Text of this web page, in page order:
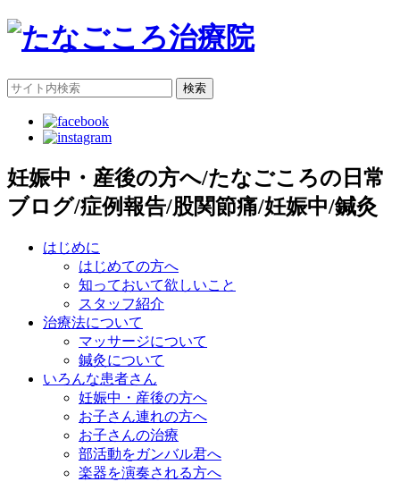
検索
妊娠中・産後の方へ/たなごころの日常
ブログ/症例報告/股関節痛/妊娠中/鍼灸
はじめに
はじめての方へ
知っておいて欲しいこと
スタッフ紹介
治療法について
マッサージについて
鍼灸について
いろんな患者さん
妊娠中・産後の方へ
お子さん連れの方へ
お子さんの治療
部活動をガンバル君へ
楽器を演奏される方へ